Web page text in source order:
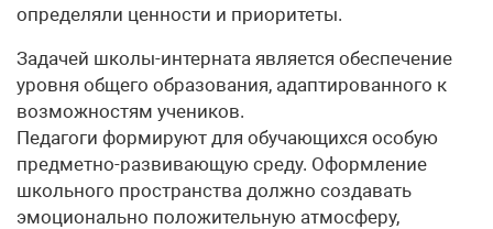
определяли ценности и приоритеты.
Задачей школы-интерната является обеспечение
уровня общего образования, адаптированного к
возможностям учеников.
Педагоги формируют для обучающихся особую
предметно-развивающую среду. Оформление
школьного пространства должно создавать
эмоционально положительную атмосферу,